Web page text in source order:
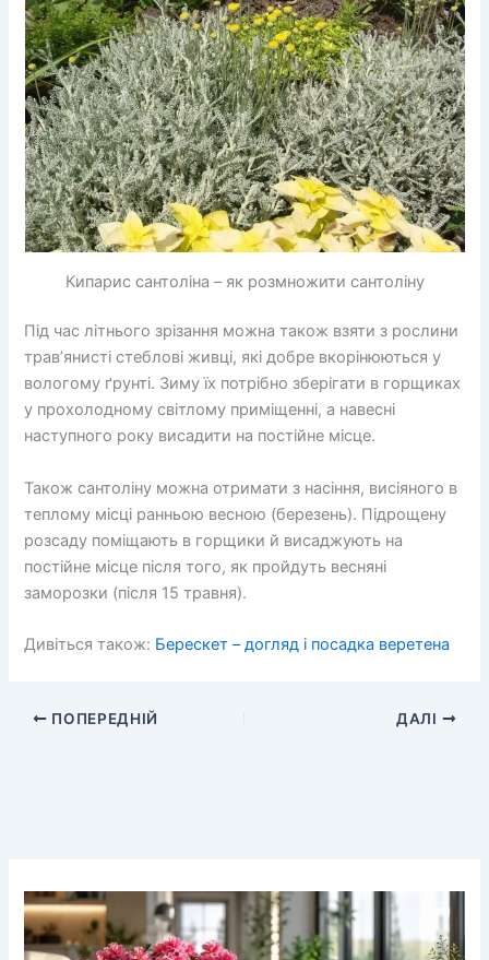
Кипарис сантоліна – як розмножити сантоліну
Під час літнього зрізання можна також взяти з рослини
трав’янисті стеблові живці, які добре вкорінюються у
вологому ґрунті. Зиму їх потрібно зберігати в горщиках
у прохолодному світлому приміщенні, а навесні
наступного року висадити на постійне місце.
Також сантоліну можна отримати з насіння, висіяного в
теплому місці ранньою весною (березень). Підрощену
розсаду поміщають в горщики й висаджують на
постійне місце після того, як пройдуть весняні
заморозки (після 15 травня).
Дивіться також: Берескет – догляд і посадка веретена
ПОПЕРЕДНІЙ ДАЛІ